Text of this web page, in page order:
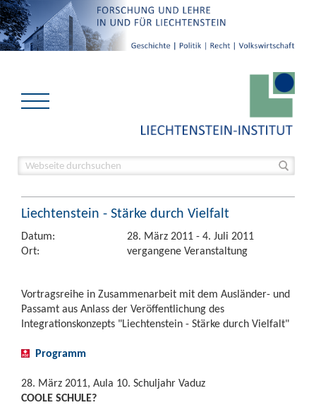
Liechtenstein - Stärke durch Vielfalt
Datum:
28. März 2011 - 4. Juli 2011
Ort:
vergangene Veranstaltung
Vortragsreihe in Zusammenarbeit mit dem Ausländer- und
Passamt aus Anlass der Veröffentlichung des
Integrationskonzepts "Liechtenstein - Stärke durch Vielfalt"
Programm
28. März 2011, Aula 10. Schuljahr Vaduz
COOLE SCHULE?